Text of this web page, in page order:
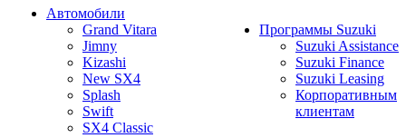
Автомобили
Grand Vitara
Jimny
Kizashi
New SX4
Splash
Swift
SX4 Classic
Программы Suzuki
Suzuki Assistance
Suzuki Finance
Suzuki Leasing
Корпоративным
клиентам